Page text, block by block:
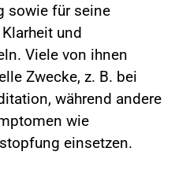
sowie für seine
und
Viele von ihnen
Zwecke, z. B. bei
während andere
wie
einsetzen.